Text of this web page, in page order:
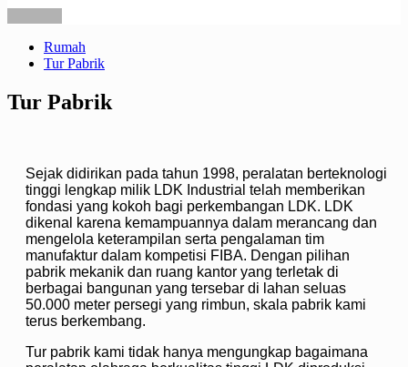
Rumah
Tur Pabrik
Tur Pabrik
Sejak didirikan pada tahun 1998, peralatan berteknologi
tinggi lengkap milik LDK Industrial telah memberikan
fondasi yang kokoh bagi perkembangan LDK. LDK
dikenal karena kemampuannya dalam merancang dan
mengelola keterampilan serta pengalaman tim
manufaktur dalam kompetisi FIBA. Dengan pilihan
pabrik mekanik dan ruang kantor yang terletak di
berbagai bangunan yang tersebar di lahan seluas
50.000 meter persegi yang rimbun, skala pabrik kami
terus berkembang.
Tur pabrik kami tidak hanya mengungkap bagaimana